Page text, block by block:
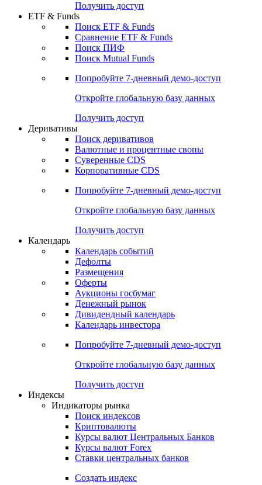
Получить доступ
ETF & Funds
Поиск ETF & Funds
Сравнение ETF & Funds
Поиск ПИФ
Поиск Mutual Funds
Попробуйте 7-дневный демо-доступ
Откройте глобальную базу данных
Получить доступ
Деривативы
Поиск деривативов
Валютные и процентные свопы
Суверенные CDS
Корпоративные CDS
Попробуйте 7-дневный демо-доступ
Откройте глобальную базу данных
Получить доступ
Календарь
Календарь событий
Дефолты
Размещения
Оферты
Аукционы госбумаг
Денежный рынок
Дивидендный календарь
Календарь инвестора
Попробуйте 7-дневный демо-доступ
Откройте глобальную базу данных
Получить доступ
Индексы
Индикаторы рынка
Поиск индексов
Криптовалюты
Курсы валют Центральных Банков
Курсы валют Forex
Ставки центральных банков
Создать индекс